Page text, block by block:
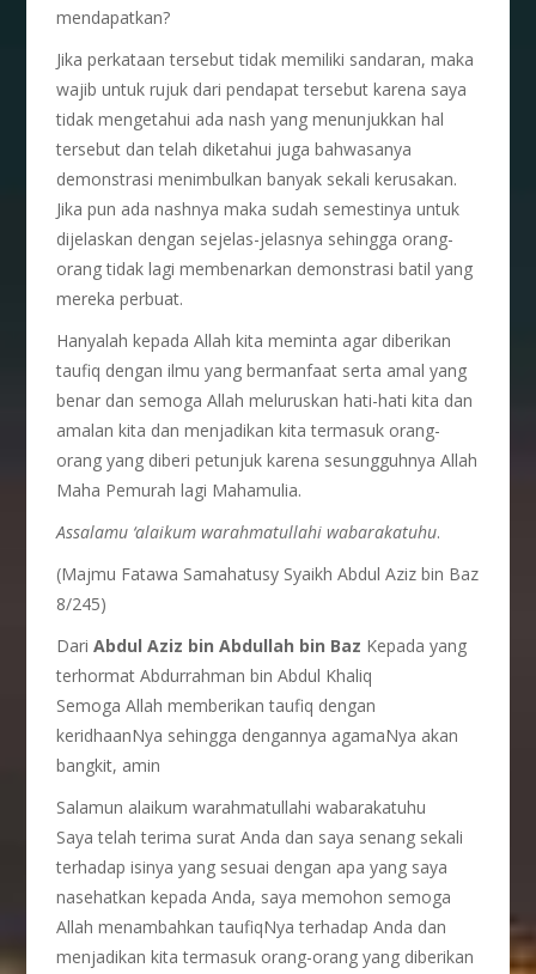
mendapatkan?
Jika perkataan tersebut tidak memiliki sandaran, maka
wajib untuk rujuk dari pendapat tersebut karena saya
tidak mengetahui ada nash yang menunjukkan hal
tersebut dan telah diketahui juga bahwasanya
demonstrasi menimbulkan banyak sekali kerusakan.
Jika pun ada nashnya maka sudah semestinya untuk
dijelaskan dengan sejelas-jelasnya sehingga orang-
orang tidak lagi membenarkan demonstrasi batil yang
mereka perbuat.
Hanyalah kepada Allah kita meminta agar diberikan
taufiq dengan ilmu yang bermanfaat serta amal yang
benar dan semoga Allah meluruskan hati-hati kita dan
amalan kita dan menjadikan kita termasuk orang-
orang yang diberi petunjuk karena sesungguhnya Allah
Maha Pemurah lagi Mahamulia.
Assalamu ‘alaikum warahmatullahi wabarakatuhu.
(Majmu Fatawa Samahatusy Syaikh Abdul Aziz bin Baz
8/245)
DariAbdul Aziz bin Abdullah bin Baz Kepada yang
terhormat Abdurrahman bin Abdul Khaliq
Semoga Allah memberikan taufiq dengan
keridhaanNya sehingga dengannya agamaNya akan
bangkit, amin
Salamun alaikum warahmatullahi wabarakatuhu
Saya telah terima surat Anda dan saya senang sekali
terhadap isinya yang sesuai dengan apa yang saya
nasehatkan kepada Anda, saya memohon semoga
Allah menambahkan taufiqNya terhadap Anda dan
menjadikan kita termasuk orang-orang yang diberikan